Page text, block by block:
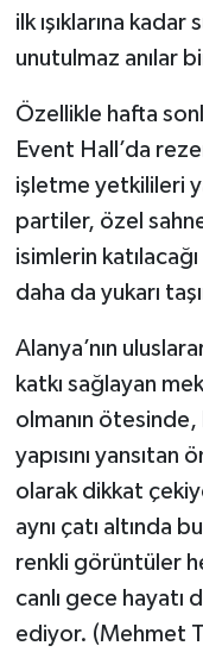
ilk ışıklarına
unutulmaz anılar
Özellikle hafta
Event Hall’da
işletme yetkilileri
partiler, özel
isimlerin
daha da yukarı
Alanya’nın
katkı sağlayan
olmanın
yapısını
olarak dikkat
aynı çatı altında
renkli görüntüler
canlı gece hayatı
ediyor. (Mehmet